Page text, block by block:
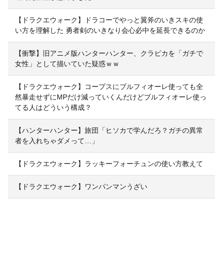
【ドラクエウォーク】ドラコーでやっと翼斧のいきスキの使
い方を理解した 勇者剣のいきなり会心必中を延長できるのか
【衝撃】旧アニメ版ハンターハンター、クラピカを「ガチで
女性」として描いていた疑惑ｗｗ
【ドラクエウォーク】コープスにブルフィオーレ使っても全
然暴走せずにMPだけ減っていくんだけどブルフィオーレ使っ
てる人はどういう構成？
【ハンターハンター】旅団「ヒソカで学んだろ？ガチの異常
者を入れちゃダメって…」
【ドラクエウォーク】ラッキーフォーチュンの使い方教えて
【ドラクエウォーク】ワンパンマンうざい